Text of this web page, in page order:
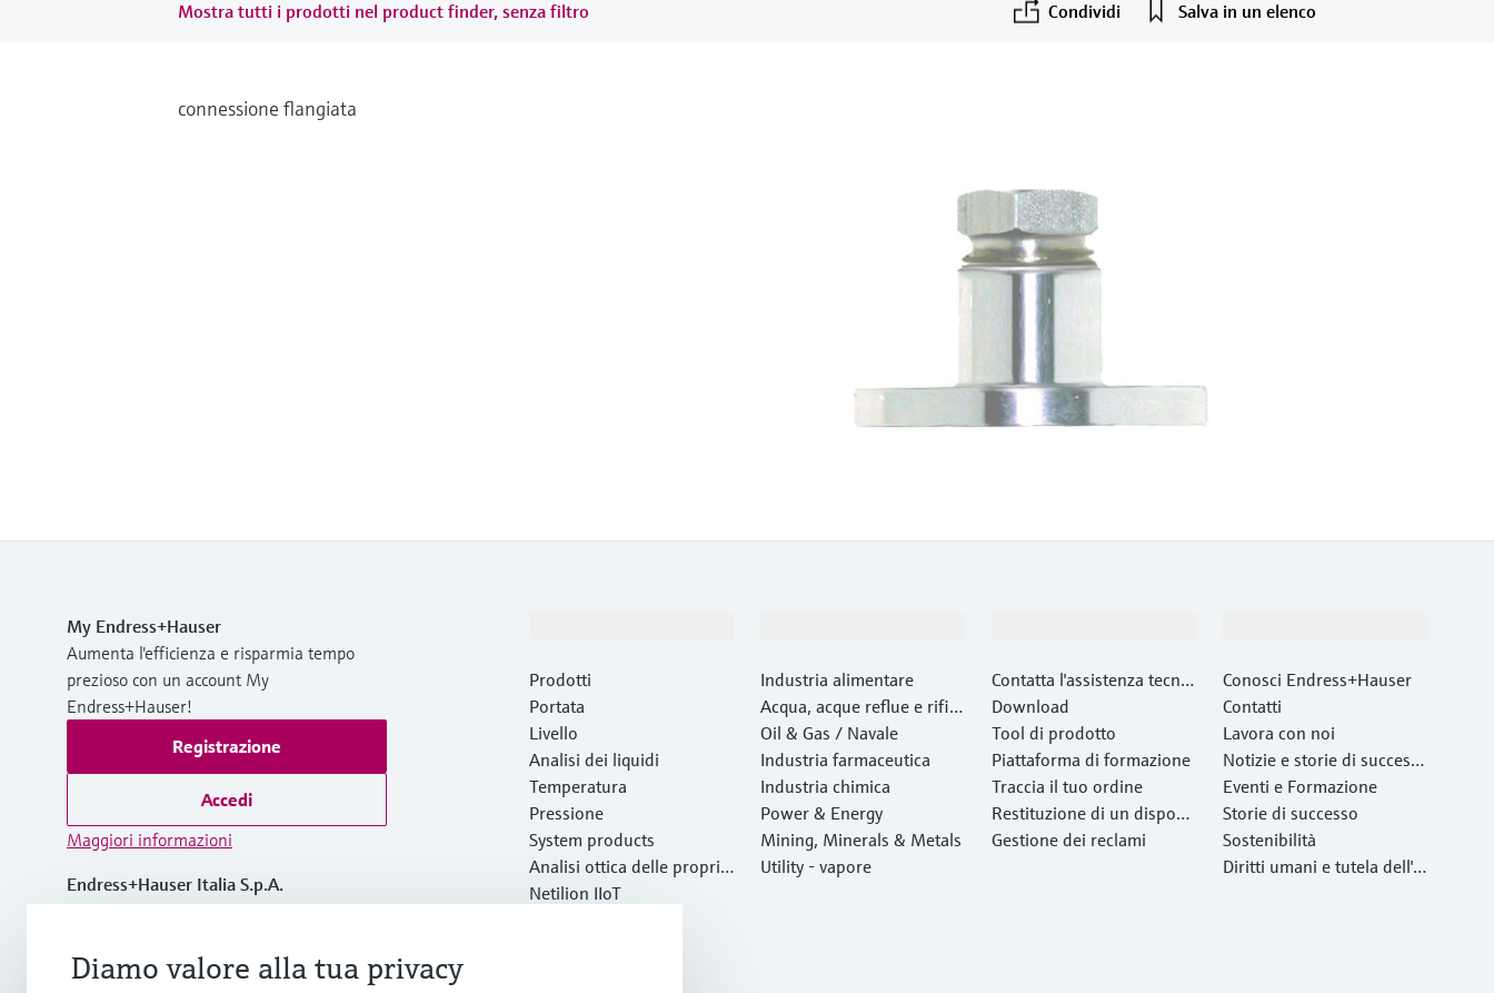
Mostra tutti i prodotti nel product finder, senza filtro Condividi Salva in un elenco
connessione flangiata
My Endress+Hauser
Aumenta l'efficienza e risparmia tempo
prezioso con un account My
Endress+Hauser!
Registrazione
Accedi
Maggiori informazioni
Endress+Hauser Italia S.p.A.
Italia
+39 02 92 19 21
Prodotti
Portata
Livello
Analisi dei liquidi
Temperatura
Pressione
System products
Analisi ottica delle proprie
tà chimiche
Netilion IIoT
Industria alimentare
Acqua, acque reflue e rifiut
iOil & Gas / Navale
Industria farmaceutica
Industria chimica
Power & Energy
Mining, Minerals & Metals
Utility - vapore
Contatta l'assistenza tecnic
a
Download
Tool di prodotto
Piattaforma di formazione
Traccia il tuo ordine
Restituzione di un disposit
ivo
Gestione dei reclami
Conosci Endress+Hauser
Contatti
Lavora con noi
Notizie e storie di success
o
Eventi e Formazione
Storie di successo
Sostenibilità
Diritti umani e tutela dell'a
Diamo valore alla tua privacy